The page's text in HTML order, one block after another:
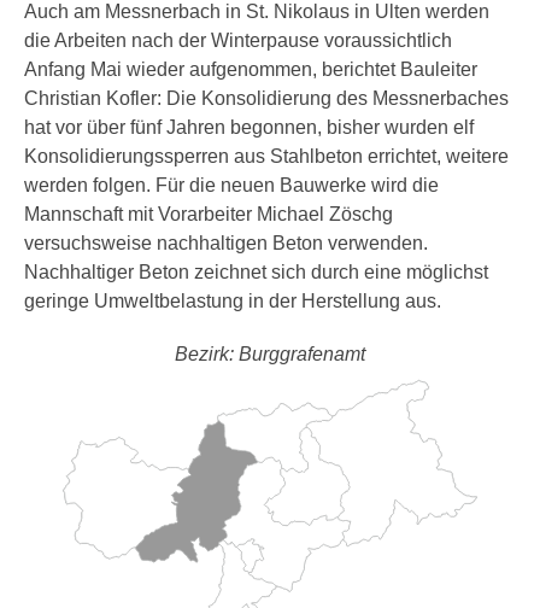
Auch am Messnerbach in St. Nikolaus in Ulten werden
die Arbeiten nach der Winterpause voraussichtlich
Anfang Mai wieder aufgenommen, berichtet Bauleiter
Christian Kofler: Die Konsolidierung des Messnerbaches
hat vor über fünf Jahren begonnen, bisher wurden elf
Konsolidierungssperren aus Stahlbeton errichtet, weitere
werden folgen. Für die neuen Bauwerke wird die
Mannschaft mit Vorarbeiter Michael Zöschg
versuchsweise nachhaltigen Beton verwenden.
Nachhaltiger Beton zeichnet sich durch eine möglichst
geringe Umweltbelastung in der Herstellung aus.
Bezirk: Burggrafenamt